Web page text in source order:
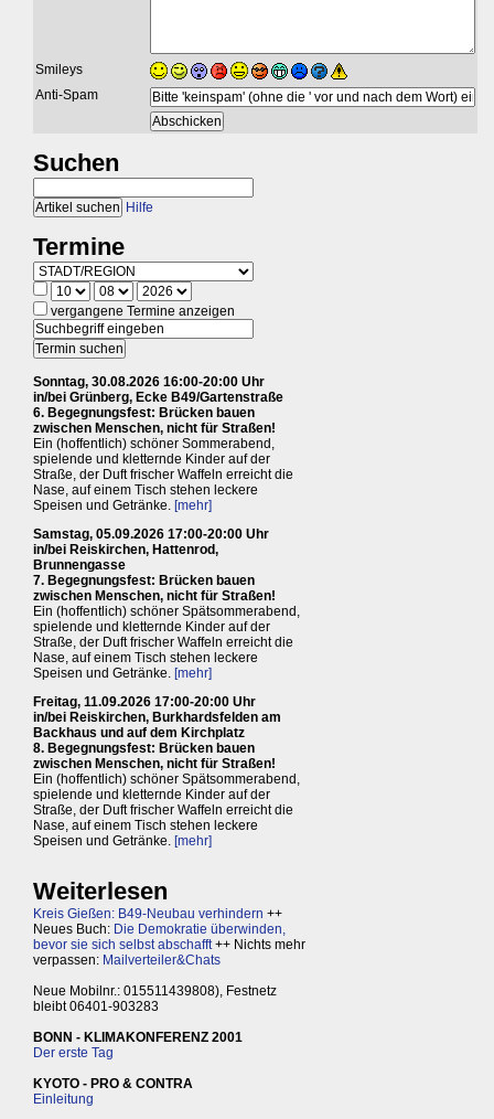
Smileys
Anti-Spam
Suchen
Hilfe
Termine
vergangene Termine anzeigen
Sonntag, 30.08.2026 16:00-20:00 Uhr
in/bei Grünberg, Ecke B49/Gartenstraße
6. Begegnungsfest: Brücken bauen
zwischen Menschen, nicht für Straßen!
Ein (hoffentlich) schöner Sommerabend,
spielende und kletternde Kinder auf der
Straße, der Duft frischer Waffeln erreicht die
Nase, auf einem Tisch stehen leckere
Speisen und Getränke. [mehr]
Samstag, 05.09.2026 17:00-20:00 Uhr
in/bei Reiskirchen, Hattenrod,
Brunnengasse
7. Begegnungsfest: Brücken bauen
zwischen Menschen, nicht für Straßen!
Ein (hoffentlich) schöner Spätsommerabend,
spielende und kletternde Kinder auf der
Straße, der Duft frischer Waffeln erreicht die
Nase, auf einem Tisch stehen leckere
Speisen und Getränke. [mehr]
Freitag, 11.09.2026 17:00-20:00 Uhr
in/bei Reiskirchen, Burkhardsfelden am
Backhaus und auf dem Kirchplatz
8. Begegnungsfest: Brücken bauen
zwischen Menschen, nicht für Straßen!
Ein (hoffentlich) schöner Spätsommerabend,
spielende und kletternde Kinder auf der
Straße, der Duft frischer Waffeln erreicht die
Nase, auf einem Tisch stehen leckere
Speisen und Getränke. [mehr]
Weiterlesen
Kreis Gießen: B49-Neubau verhindern ++
Neues Buch: Die Demokratie überwinden,
bevor sie sich selbst abschafft++ Nichts mehr
verpassen: Mailverteiler&Chats
Neue Mobilnr.: 015511439808), Festnetz
bleibt 06401-903283
BONN - KLIMAKONFERENZ 2001
Der erste Tag
KYOTO - PRO & CONTRA
Einleitung